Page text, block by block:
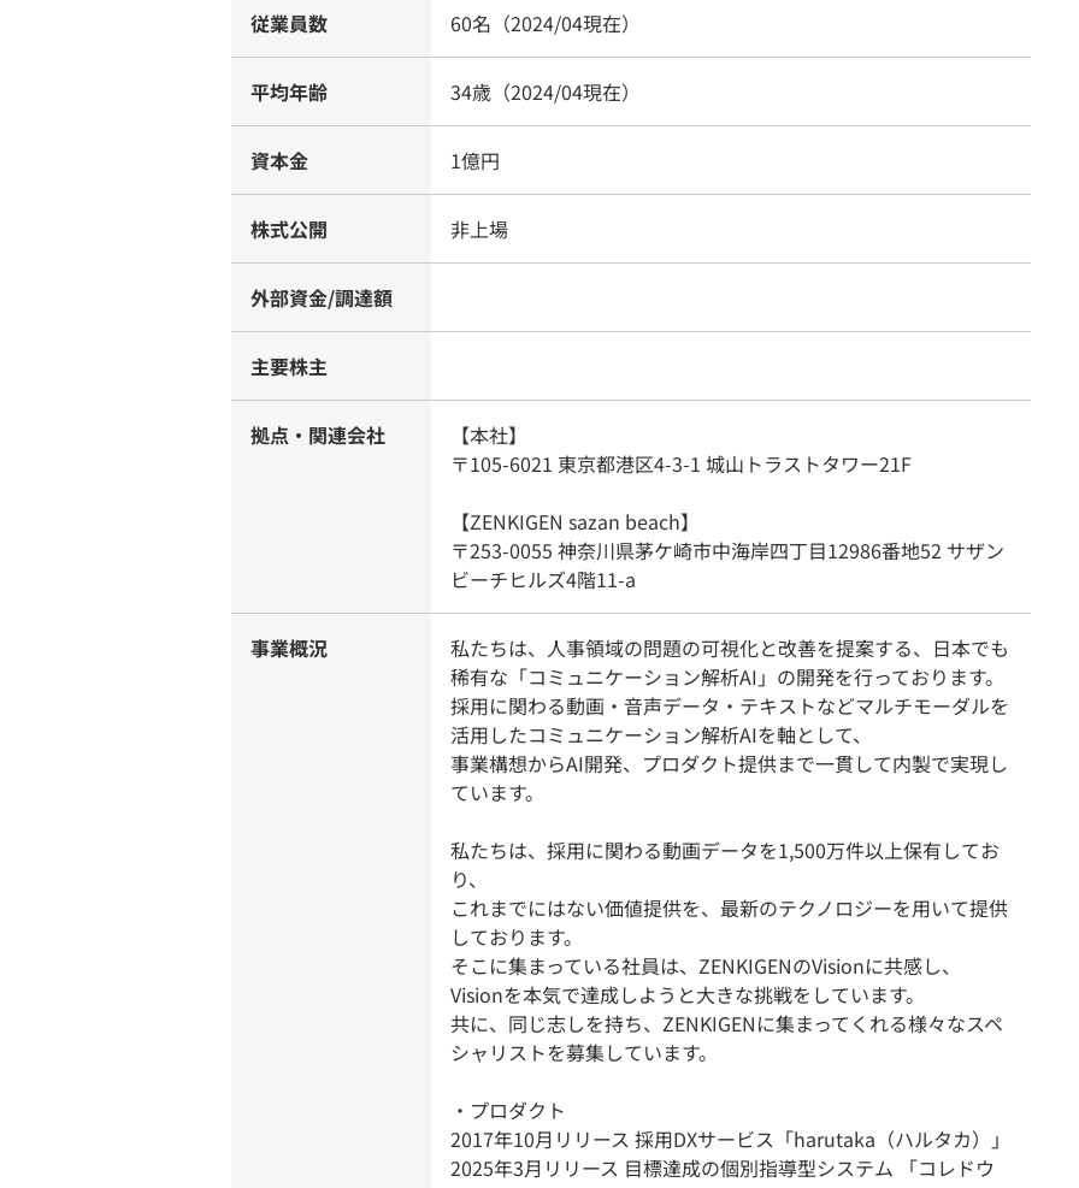
従業員数 60名（2024/04現在）
平均年齢 34歳（2024/04現在）
資本金 1億円
株式公開 非上場
外部資金/調達額
主要株主
拠点・関連会社
【本社】
〒105-6021 東京都港区4-3-1 城山トラストタワー21F
【ZENKIGEN sazan beach】
〒253-0055 神奈川県茅ケ崎市中海岸四丁目12986番地52 サザン
ビーチヒルズ4階11-a
事業概況
私たちは、人事領域の問題の可視化と改善を提案する、日本でも
稀有な「コミュニケーション解析AI」の開発を行っております。
採用に関わる動画・音声データ・テキストなどマルチモーダルを
活用したコミュニケーション解析AIを軸として、
事業構想からAI開発、プロダクト提供まで一貫して内製で実現し
ています。
私たちは、採用に関わる動画データを1,500万件以上保有してお
り、
これまでにはない価値提供を、最新のテクノロジーを用いて提供
しております。
そこに集まっている社員は、ZENKIGENのVisionに共感し、
Visionを本気で達成しようと大きな挑戦をしています。
共に、同じ志しを持ち、ZENKIGENに集まってくれる様々なスペ
シャリストを募集しています。
・プロダクト
2017年10月リリース 採用DXサービス「harutaka（ハルタカ）」
2025年3月リリース 目標達成の個別指導型システム 「コレドウ